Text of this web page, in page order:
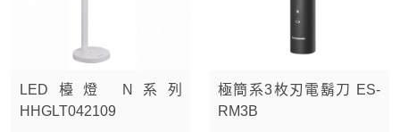
LED檯燈 N系列
HHGLT042109
極簡系3枚刃電鬍刀 ES-
RM3B